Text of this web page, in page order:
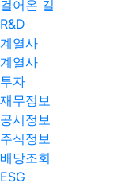
걸어온 길
R&D
계열사
계열사
투자
재무정보
공시정보
주식정보
배당조회
ESG